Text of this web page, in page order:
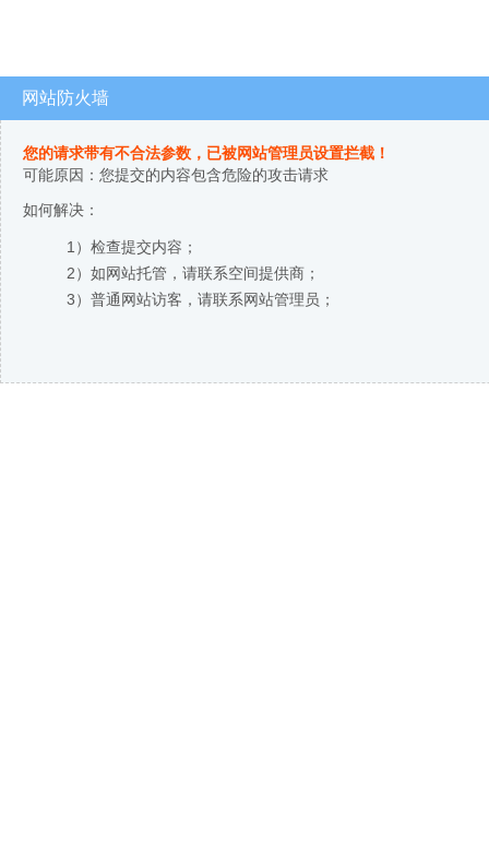
网站防火墙
您的请求带有不合法参数，已被网站管理员设置拦截！
可能原因：您提交的内容包含危险的攻击请求
如何解决：
1）检查提交内容；
2）如网站托管，请联系空间提供商；
3）普通网站访客，请联系网站管理员；